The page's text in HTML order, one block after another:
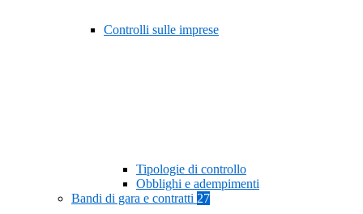
Controlli sulle imprese
Tipologie di controllo
Obblighi e adempimenti
Bandi di gara e contratti 27